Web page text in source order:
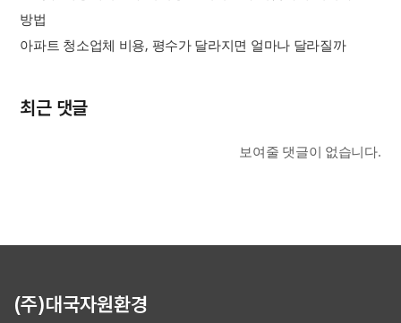
방법
아파트 청소업체 비용, 평수가 달라지면 얼마나 달라질까
최근 댓글
보여줄 댓글이 없습니다.
(주)대국자원환경